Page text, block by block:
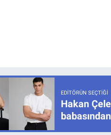
EDITÖRÜN SEÇTIĞI
Hakan